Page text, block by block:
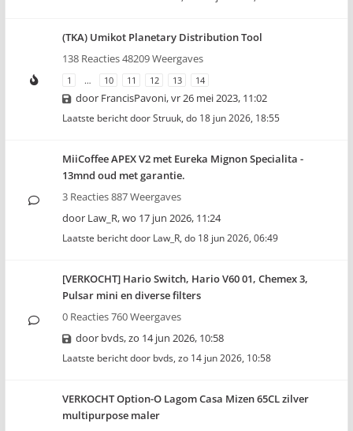
(TKA) Umikot Planetary Distribution Tool
138 Reacties 48209 Weergaves
1 … 10 11 12 13 14
door FrancisPavoni,vr 26 mei 2023, 11:02
Laatste bericht doorStruuk, do 18 jun 2026, 18:55
MiiCoffee APEX V2 met Eureka Mignon Specialita -
13mnd oud met garantie.
3 Reacties 887 Weergaves
door Law_R,wo 17 jun 2026, 11:24
Laatste bericht door Law_R, do 18 jun 2026, 06:49
[VERKOCHT] Hario Switch, Hario V60 01, Chemex 3,
Pulsar mini en diverse filters
0 Reacties 760 Weergaves
door bvds,zo 14 jun 2026, 10:58
Laatste bericht door bvds, zo 14 jun 2026, 10:58
VERKOCHT Option-O Lagom Casa Mizen 65CL zilver
multipurpose maler